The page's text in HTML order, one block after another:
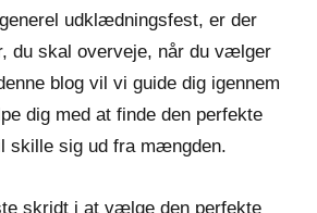
udklædningsfest, er der
du skal overveje, når du vælger
blog vil vi guide dig igennem
dig med at finde den perfekte
skille sig ud fra mængden.
skridt i at vælge den perfekte